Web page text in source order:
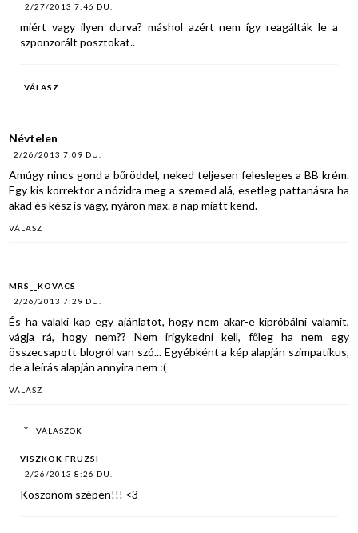
2/27/2013 7:46 DU.
miért vagy ilyen durva? máshol azért nem így reagálták le a
szponzorált posztokat..
VÁLASZ
Névtelen
2/26/2013 7:09 DU.
Amúgy nincs gond a bőröddel, neked teljesen felesleges a BB krém.
Egy kis korrektor a nózidra meg a szemed alá, esetleg pattanásra ha
akad és kész is vagy, nyáron max. a nap miatt kend.
VÁLASZ
MRS__KOVACS
2/26/2013 7:29 DU.
És ha valaki kap egy ajánlatot, hogy nem akar-e kipróbálni valamit,
vágja rá, hogy nem?? Nem irigykedni kell, főleg ha nem egy
összecsapott blogról van szó... Egyébként a kép alapján szimpatikus,
de a leírás alapján annyira nem :(
VÁLASZ
VÁLASZOK
VISZKOK FRUZSI
2/26/2013 8:26 DU.
Köszönöm szépen!!! <3